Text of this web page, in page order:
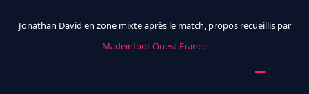
Jonathan David en zone mixte après le match, propos recueillis par
Madeinfoot Ouest France